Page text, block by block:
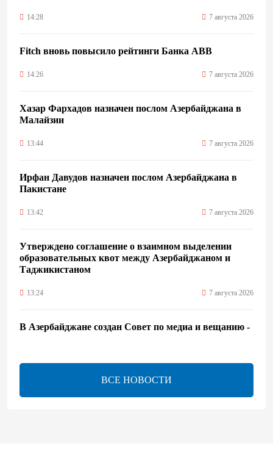
14:28 7 августа 2026
Fitch вновь повысило рейтинги Банка ABB
14:26 7 августа 2026
Хазар Фархадов назначен послом Азербайджана в
Малайзии
13:44 7 августа 2026
Ирфан Давудов назначен послом Азербайджана в
Пакистане
13:42 7 августа 2026
Утверждено соглашение о взаимном выделении
образовательных квот между Азербайджаном и
Таджикистаном
13:24 7 августа 2026
В Азербайджане создан Совет по медиа и вещанию -
13:16 7 августа 2026
ЕАЭС расширяет финансовый рынок и вводит
ВСЕ НОВОСТИ